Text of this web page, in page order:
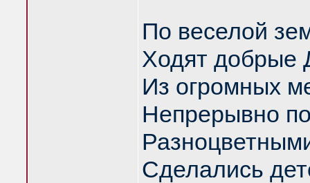
По веселой
Ходят
Из огромных
Непрерывно
Сделались